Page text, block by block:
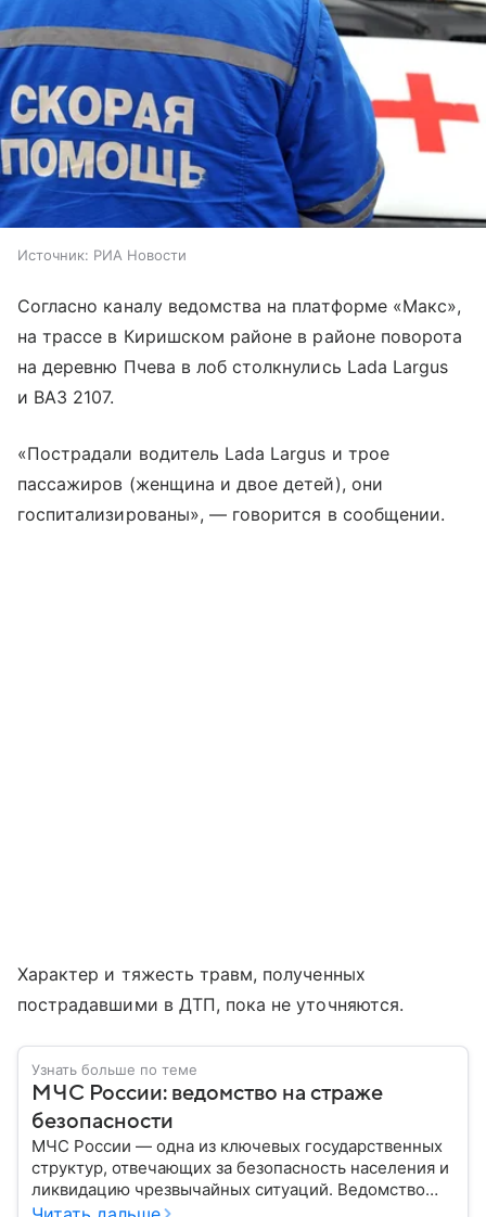
Источник: РИА Новости
Согласно каналу ведомства на платформе «Макс»,
на трассе в Киришском районе в районе поворота
на деревню Пчева в лоб столкнулись Lada Largus
и ВАЗ 2107.
«Пострадали водитель Lada Largus и трое
пассажиров (женщина и двое детей), они
госпитализированы», — говорится в сообщении.
Характер и тяжесть травм, полученных
пострадавшими в ДТП, пока не уточняются.
Узнать больше по теме
МЧС России: ведомство на страже
безопасности
МЧС России — одна из ключевых государственных
структур, отвечающих за безопасность населения и
ликвидацию чрезвычайных ситуаций. Ведомство
играет важную роль в защите граждан от